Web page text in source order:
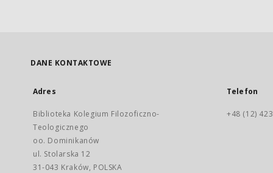
DANE KONTAKTOWE
Adres
Biblioteka Kolegium Filozoficzno-
Teologicznego
oo. Dominikanów
ul. Stolarska 12
31-043 Kraków, POLSKA
Telefon
+48 (12)